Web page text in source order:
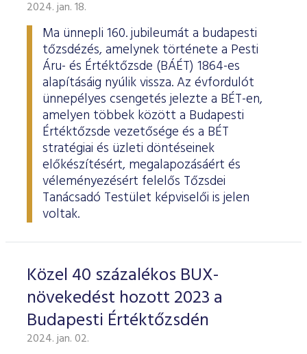
ESG Útmutató
2024. jan. 18.
Ma ünnepli 160. jubileumát a budapesti
tőzsdézés, amelynek története a Pesti
Áru- és Értéktőzsde (BÁÉT) 1864-es
alapításáig nyúlik vissza. Az évfordulót
ünnepélyes csengetés jelezte a BÉT-en,
amelyen többek között a Budapesti
Értéktőzsde vezetősége és a BÉT
stratégiai és üzleti döntéseinek
előkészítésért, megalapozásáért és
véleményezésért felelős Tőzsdei
Tanácsadó Testület képviselői is jelen
voltak.
Közel 40 százalékos BUX-
növekedést hozott 2023 a
Budapesti Értéktőzsdén
2024. jan. 02.